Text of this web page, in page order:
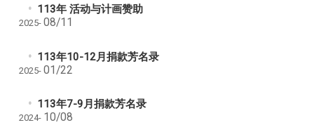
113年 活动与计画赞助
2025- 08/11
113年10-12月捐款芳名录
2025- 01/22
113年7-9月捐款芳名录
2024- 10/08